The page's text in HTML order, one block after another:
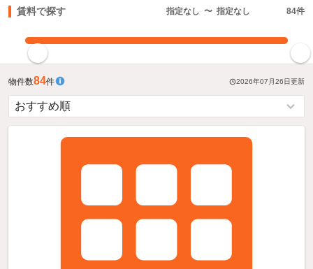
賃料で探す 指定なし 〜 指定なし 84件
物件数84件 2026年07月26日更新